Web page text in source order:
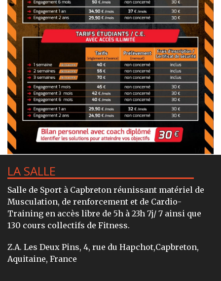
LA SALLE
Salle de Sport à Capbreton réunissant matériel de
Musculation, de renforcement et de Cardio-
Training en accès libre de 5h à 23h 7j/ 7 ainsi que
130 cours collectifs de Fitness.
Z.A. Les Deux Pins, 4, rue du Hapchot,Capbreton,
Aquitaine, France